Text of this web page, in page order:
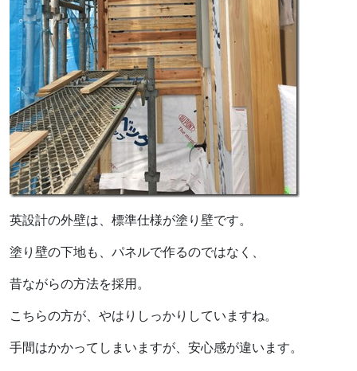
英設計の外壁は、標準仕様が塗り壁です。
塗り壁の下地も、パネルで作るのではなく、
昔ながらの方法を採用。
こちらの方が、やはりしっかりしていますね。
手間はかかってしまいますが、安心感が違います。